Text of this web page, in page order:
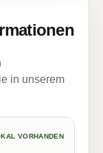
in unserem
VORHANDEN